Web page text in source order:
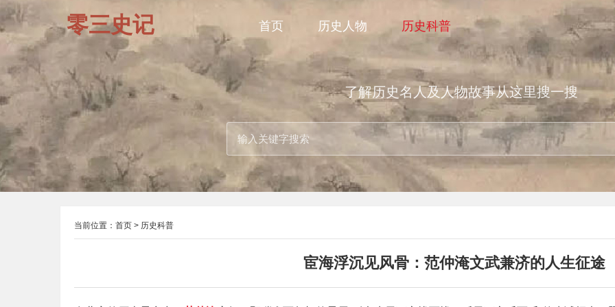
零三史记 首页 历史人物 历史科普
了解历史名人及人物故事从这里搜一搜
当前位置： 首页 > 历史科普
宦海浮沉见风骨：范仲淹文武兼济的人生征途